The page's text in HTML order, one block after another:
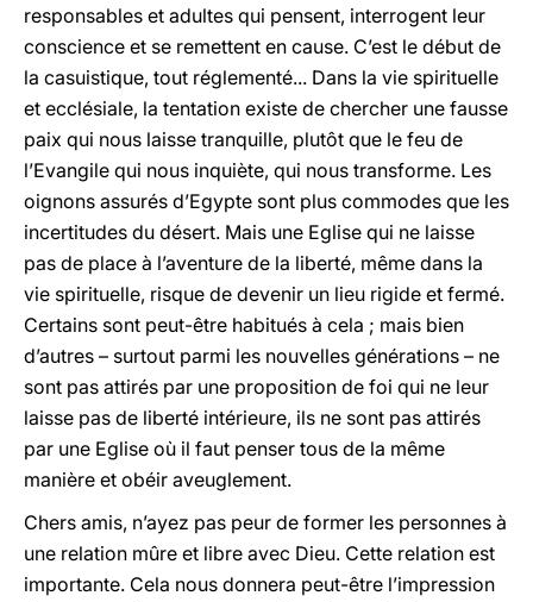
responsables et adultes qui pensent, interrogent leur
conscience et se remettent en cause. C’est le début de
la casuistique, tout réglementé... Dans la vie spirituelle
et ecclésiale, la tentation existe de chercher une fausse
paix qui nous laisse tranquille, plutôt que le feu de
l’Evangile qui nous inquiète, qui nous transforme. Les
oignons assurés d’Egypte sont plus commodes que les
incertitudes du désert. Mais une Eglise qui ne laisse
pas de place à l’aventure de la liberté, même dans la
vie spirituelle, risque de devenir un lieu rigide et fermé.
Certains sont peut-être habitués à cela ; mais bien
d’autres – surtout parmi les nouvelles générations – ne
sont pas attirés par une proposition de foi qui ne leur
laisse pas de liberté intérieure, ils ne sont pas attirés
par une Eglise où il faut penser tous de la même
manière et obéir aveuglement.
Chers amis, n’ayez pas peur de former les personnes à
une relation mûre et libre avec Dieu. Cette relation est
importante. Cela nous donnera peut-être l’impression